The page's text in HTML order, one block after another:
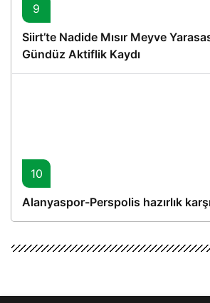
9
Siirt’te Nadide Mısır Meyve
Gündüz Aktiflik Kaydı
10
Alanyaspor-Perspolis hazırlık